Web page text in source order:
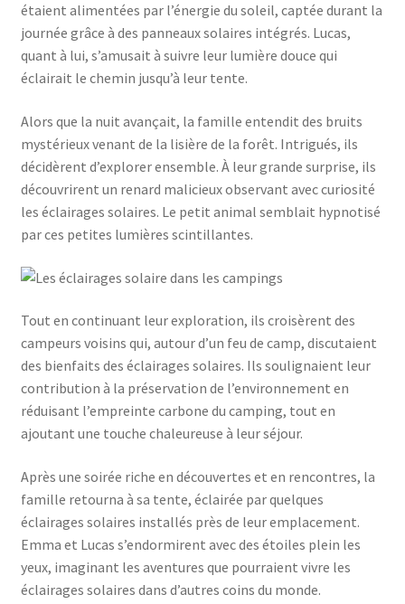
étaient alimentées par l’énergie du soleil, captée durant la
journée grâce à des panneaux solaires intégrés. Lucas,
quant à lui, s’amusait à suivre leur lumière douce qui
éclairait le chemin jusqu’à leur tente.
Alors que la nuit avançait, la famille entendit des bruits
mystérieux venant de la lisière de la forêt. Intrigués, ils
décidèrent d’explorer ensemble. À leur grande surprise, ils
découvrirent un renard malicieux observant avec curiosité
les éclairages solaires. Le petit animal semblait hypnotisé
par ces petites lumières scintillantes.
Tout en continuant leur exploration, ils croisèrent des
campeurs voisins qui, autour d’un feu de camp, discutaient
des bienfaits des éclairages solaires. Ils soulignaient leur
contribution à la préservation de l’environnement en
réduisant l’empreinte carbone du camping, tout en
ajoutant une touche chaleureuse à leur séjour.
Après une soirée riche en découvertes et en rencontres, la
famille retourna à sa tente, éclairée par quelques
éclairages solaires installés près de leur emplacement.
Emma et Lucas s’endormirent avec des étoiles plein les
yeux, imaginant les aventures que pourraient vivre les
éclairages solaires dans d’autres coins du monde.